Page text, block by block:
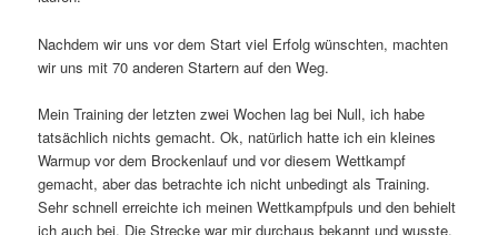
Nachdem wir uns vor dem Start viel Erfolg wünschten, machten
wir uns mit 70 anderen Startern auf den Weg.
Mein Training der letzten zwei Wochen lag bei Null, ich habe
tatsächlich nichts gemacht. Ok, natürlich hatte ich ein kleines
Warmup vor dem Brockenlauf und vor diesem Wettkampf
gemacht, aber das betrachte ich nicht unbedingt als Training.
Sehr schnell erreichte ich meinen Wettkampfpuls und den behielt
ich auch bei. Die Strecke war mir durchaus bekannt und wusste,